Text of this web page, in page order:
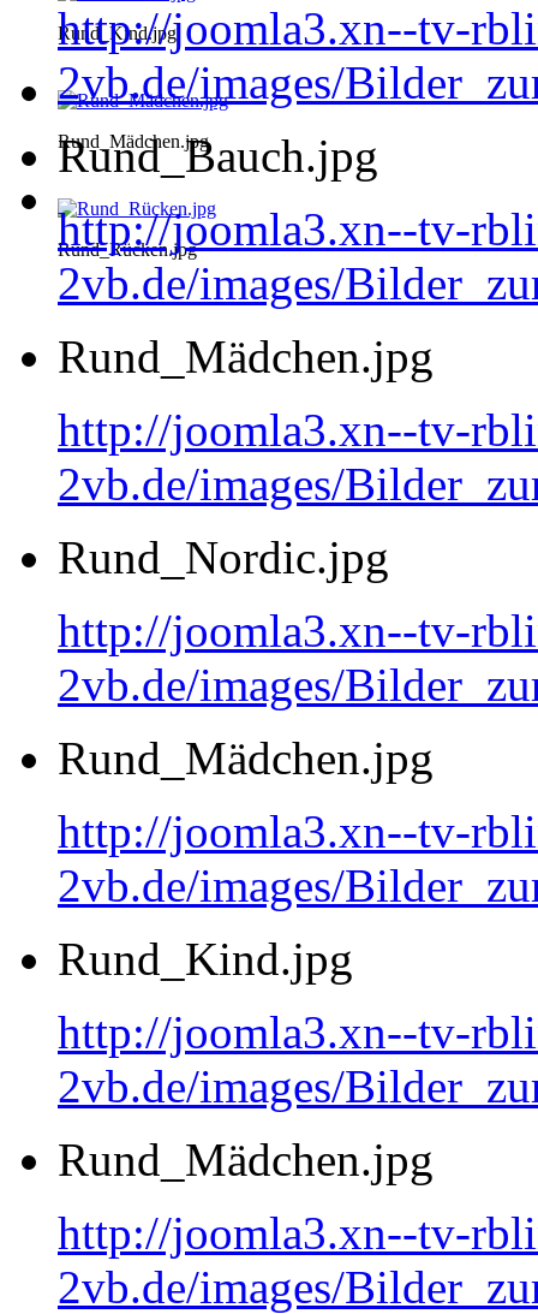
Rund_Kind.jpg
Rund_Mädchen.jpg
Rund_Rücken.jpg
http://joomla3.xn--tv-
2vb.de/images/
Rund_Bauch.jpg
http://joomla3.xn--tv-
2vb.de/images/
Rund_Mädchen.jpg
http://joomla3.xn--tv-
2vb.de/images/
Rund_Nordic.jpg
http://joomla3.xn--tv-
2vb.de/images/
Rund_Mädchen.jpg
http://joomla3.xn--tv-
2vb.de/images/
Rund_Kind.jpg
http://joomla3.xn--tv-
2vb.de/images/
Rund_Mädchen.jpg
http://joomla3.xn--tv-
2vb.de/images/